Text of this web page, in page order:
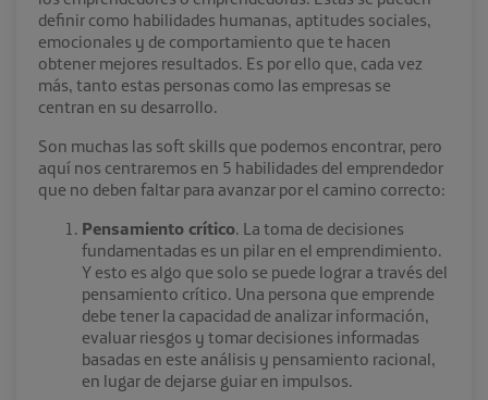
definir como habilidades humanas, aptitudes sociales,
emocionales y de comportamiento que te hacen
obtener mejores resultados. Es por ello que, cada vez
más, tanto estas personas como las empresas se
centran en su desarrollo.
Son muchas las soft skills que podemos encontrar, pero
aquí nos centraremos en 5 habilidades del emprendedor
que no deben faltar para avanzar por el camino correcto:
Pensamiento crítico. La toma de decisiones
fundamentadas es un pilar en el emprendimiento.
Y esto es algo que solo se puede lograr a través del
pensamiento crítico. Una persona que emprende
debe tener la capacidad de analizar información,
evaluar riesgos y tomar decisiones informadas
basadas en este análisis y pensamiento racional,
en lugar de dejarse guiar en impulsos.